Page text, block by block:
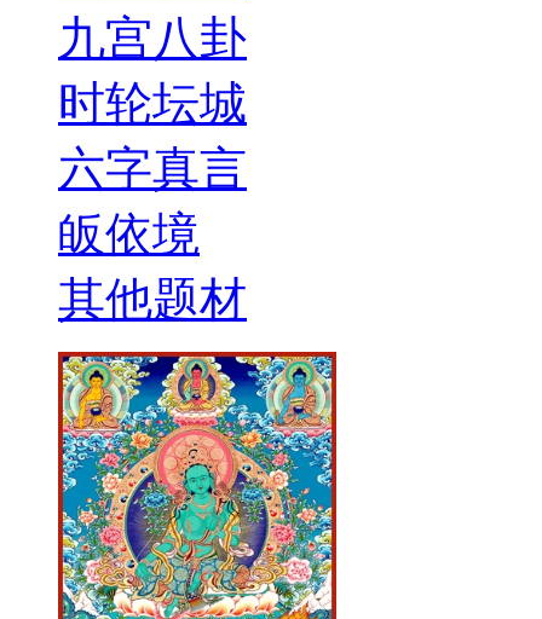
九宫八卦
时轮坛城
六字真言
皈依境
其他题材